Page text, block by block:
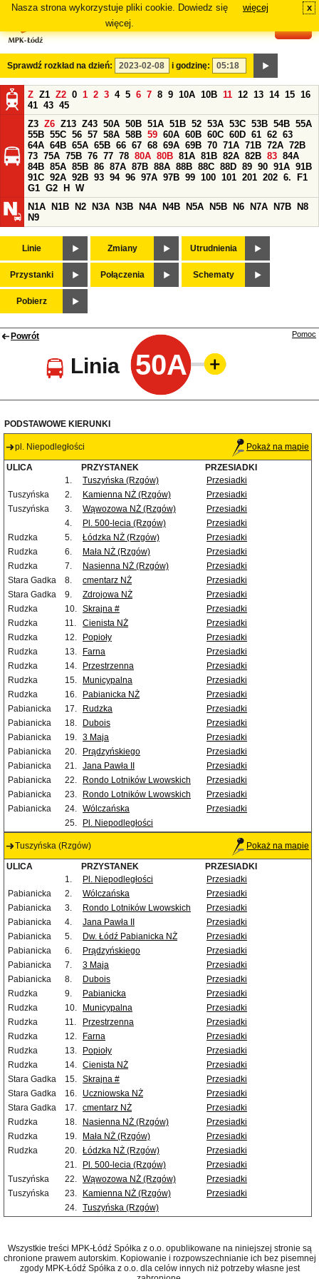
Nasza strona wykorzystuje pliki cookie. Dowiedz się
więcej.
więcej x
Sprawdź rozkład na dzień: i godzinę:
Z Z1 Z2 0 1 2 3 4 5 6 7 8 9 10A 10B 11 12 13 14 15 16
41 43 45
Z3 Z6 Z13 Z43 50A 50B 51A 51B 52 53A 53C 53B 54B 55A
55B 55C 56 57 58A 58B 59 60A 60B 60C 60D 61 62 63
64A 64B 65A 65B 66 67 68 69A 69B 70 71A 71B 72A 72B
73 75A 75B 76 77 78 80A 80B 81A 81B 82A 82B 83 84A
84B 85A 85B 86 87A 87B 88A 88B 88C 88D 89 90 91A 91B
91C 92A 92B 93 94 96 97A 97B 99 100 101 201 202 6.
F1
G1 G2 H
W
N1A
N1B N2 N3A N3B N4A N4B N5A N5B N6 N7A N7B
N8
N9
Linie Zmiany Utrudnienia
Przystanki Połączenia Schematy
Pobierz
Powrót
Linia 50A
Pomoc
PODSTAWOWE KIERUNKI
pl. Niepodległości Pokaż na mapie
ULICA PRZYSTANEK
PRZESIADKI
1.
Tuszyńska (Rzgów)
Przesiadki
Tuszyńska
2. Kamienna NŻ (Rzgów)
Przesiadki
Tuszyńska
3. Wąwozowa NŻ (Rzgów)
Przesiadki
4.
Pl. 500-lecia (Rzgów)
Przesiadki
Rudzka
5. Łódzka NŻ (Rzgów)
Przesiadki
Rudzka
6. Mała NŻ (Rzgów)
Przesiadki
Rudzka
7. Nasienna NŻ (Rzgów)
Przesiadki
Stara Gadka
8. cmentarz NŻ
Przesiadki
Stara Gadka
9. Zdrojowa NŻ
Przesiadki
Rudzka
10. Skrajna #
Przesiadki
Rudzka
11. Cienista NŻ
Przesiadki
Rudzka
12. Popioły
Przesiadki
Rudzka
13. Farna
Przesiadki
Rudzka
14. Przestrzenna
Przesiadki
Rudzka
15. Municypalna
Przesiadki
Rudzka
16. Pabianicka NŻ
Przesiadki
Pabianicka
17. Rudzka
Przesiadki
Pabianicka
18. Dubois
Przesiadki
Pabianicka
19. 3 Maja
Przesiadki
Pabianicka
20. Prądzyńskiego
Przesiadki
Pabianicka
21. Jana Pawła II
Przesiadki
Pabianicka
22. Rondo Lotników Lwowskich
Przesiadki
Pabianicka
23. Rondo Lotników Lwowskich
Przesiadki
Pabianicka
24. Wólczańska
Przesiadki
25.
Pl. Niepodległości
Tuszyńska (Rzgów) Pokaż na mapie
ULICA PRZYSTANEK
PRZESIADKI
1.
Pl. Niepodległości
Przesiadki
Pabianicka
2. Wólczańska
Przesiadki
Pabianicka
3. Rondo Lotników Lwowskich
Przesiadki
Pabianicka
4. Jana Pawła II
Przesiadki
Pabianicka
5. Dw. Łódź Pabianicka NŻ
Przesiadki
Pabianicka
6. Prądzyńskiego
Przesiadki
Pabianicka
7. 3 Maja
Przesiadki
Pabianicka
8. Dubois
Przesiadki
Rudzka
9. Pabianicka
Przesiadki
Rudzka
10. Municypalna
Przesiadki
Rudzka
11. Przestrzenna
Przesiadki
Rudzka
12. Farna
Przesiadki
Rudzka
13. Popioły
Przesiadki
Rudzka
14. Cienista NŻ
Przesiadki
Stara Gadka
15. Skrajna #
Przesiadki
Stara Gadka
16. Uczniowska NŻ
Przesiadki
Stara Gadka
17. cmentarz NŻ
Przesiadki
Rudzka
18. Nasienna NŻ (Rzgów)
Przesiadki
Rudzka
19. Mała NŻ (Rzgów)
Przesiadki
Rudzka
20. Łódzka NŻ (Rzgów)
Przesiadki
21.
Pl. 500-lecia (Rzgów)
Przesiadki
Tuszyńska
22. Wąwozowa NŻ (Rzgów)
Przesiadki
Tuszyńska
23. Kamienna NŻ (Rzgów)
Przesiadki
24. Tuszyńska (Rzgów)
Wszystkie treści MPK-Łódź Spółka z o.o. opublikowane na niniejszej stronie są
chronione prawem autorskim. Kopiowanie i rozpowszechnianie ich bez pisemnej
zgody MPK-Łódź Spółka z o.o. dla celów innych niż potrzeby własne jest